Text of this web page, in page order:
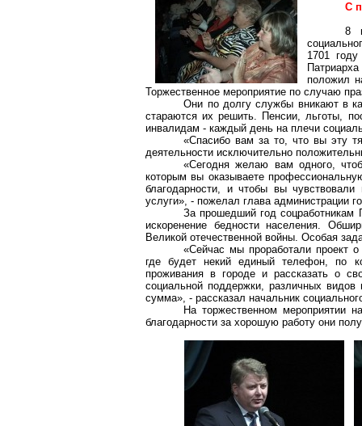
С
8
1701
положил
Торжественное мероприятие по случаю
Они по долгу службы вникают в
стараются их решить. Пенсии, льготы,
инвалидам - каждый день на плечи
«Спасибо вам за то, что вы эту
деятельности исключительно
«Сегодня желаю вам одного,
которым вы оказываете
благодарности, и чтобы вы
услуги», - пожелал глава администрации
За прошедший год соцработникам
искоренение бедности населения.
Великой отечественной войны. Особая
«Сейчас мы проработали проект
где будет некий единый телефон, по
проживания в городе и рассказать о
социальной поддержки, различных
сумма», - рассказал начальник
На торжественном мероприятии
благодарности за хорошую работу они